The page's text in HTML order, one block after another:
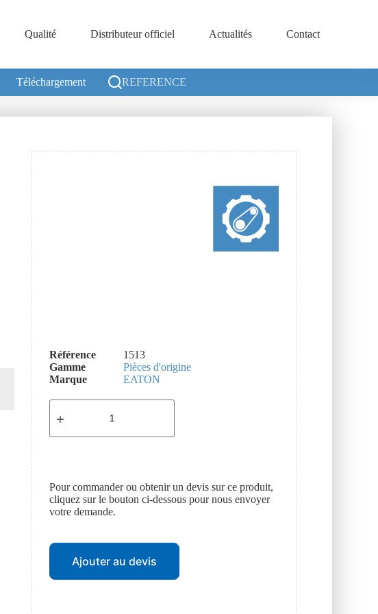
Qualité Distributeur officiel Actualités Contact
Téléchargement REFERENCE
Référence
1513
Gamme
Pièces d'origine
Marque
EATON
Pour commander ou obtenir un devis sur ce produit,
cliquez sur le bouton ci-dessous pour nous envoyer
votre demande.
Ajouter au devis